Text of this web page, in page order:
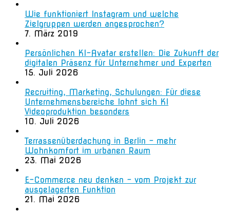
Wie funktioniert Instagram und welche
Zielgruppen werden angesprochen?
7. März 2019
Persönlichen KI-Avatar erstellen: Die Zukunft der
digitalen Präsenz für Unternehmer und Experten
15. Juli 2026
Recruiting, Marketing, Schulungen: Für diese
Unternehmensbereiche lohnt sich KI
Videoproduktion besonders
10. Juli 2026
Terrassenüberdachung in Berlin – mehr
Wohnkomfort im urbanen Raum
23. Mai 2026
E-Commerce neu denken – vom Projekt zur
ausgelagerten Funktion
21. Mai 2026